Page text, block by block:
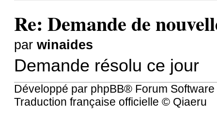
Re: Demande de
parwinaides
Demande résolu ce jour
Développé par phpBB® Forum
Traduction française officielle © Qiaeru